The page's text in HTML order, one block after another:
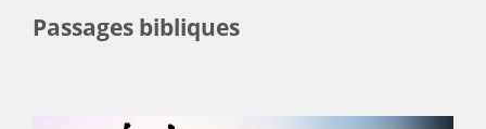
Passages bibliques